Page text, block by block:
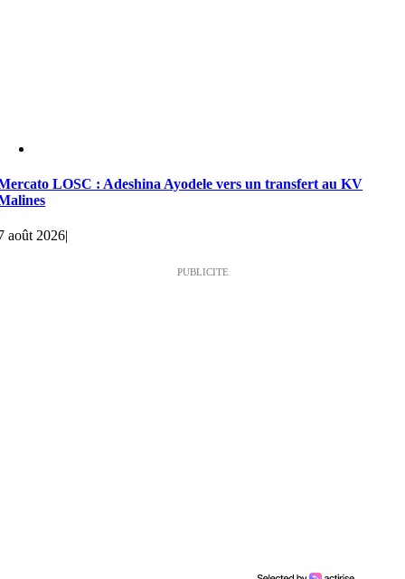
LOSC : Adeshina Ayodele vers un transfert au KV
août 2026|
PUBLICITE